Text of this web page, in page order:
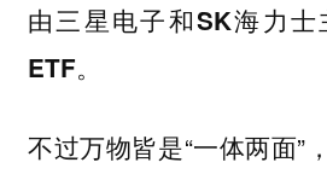
由三星电子和SK海力
ETF。
不过万物皆是“一体两面”